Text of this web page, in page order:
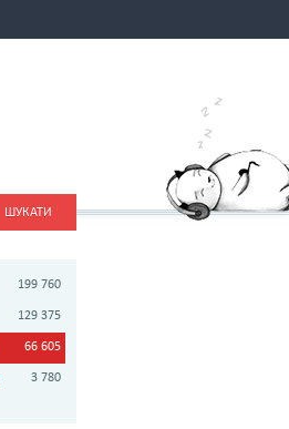
ШУКАТИ
199 760
129 375
66 605
3 780